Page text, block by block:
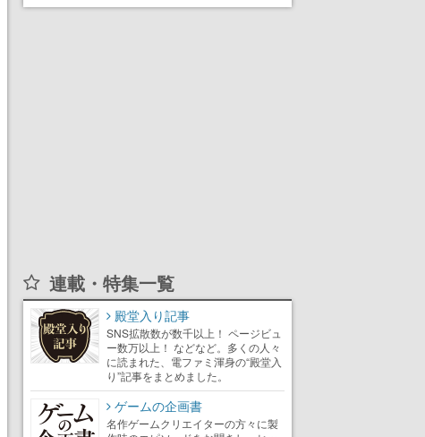
連載・特集一覧
殿堂入り記事
SNS拡散数が数千以上！ ページビュ
ー数万以上！ などなど。多くの人々
に読まれた、電ファミ渾身の“殿堂入
り”記事をまとめました。
ゲームの企画書
名作ゲームクリエイターの方々に製